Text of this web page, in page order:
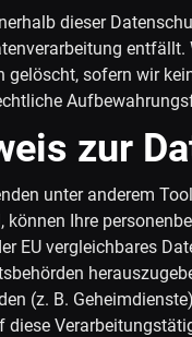
dieser
entfällt.
gelöscht, sofern wir
zur
unter anderem
können Ihre
EU vergleichbares
(z. B.
diese